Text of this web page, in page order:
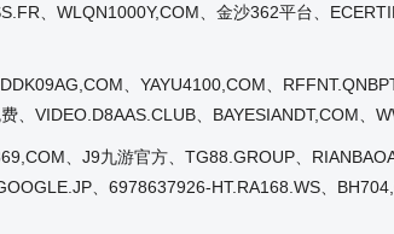
、WLQN1000Y,COM、金沙362平台、
、YAYU4100,COM、
VIDEO.D8AAS.CLUB、BAYESIANDT,COM、
、J9九游官方、TG88.GROUP、
、6978637926-HT.RA168.WS、